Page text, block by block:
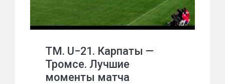
ТМ. U−21. Карпаты —
Тромсе. Лучшие
моменты матча